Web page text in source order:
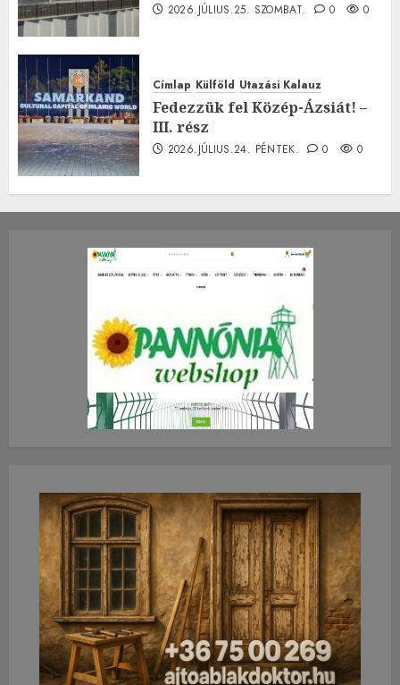
2026.JÚLIUS.25. SZOMBAT. 0 0
Címlap Külföld Utazási Kalauz
Fedezzük fel Közép-Ázsiát! –
III. rész
2026.JÚLIUS.24. PÉNTEK. 0 0